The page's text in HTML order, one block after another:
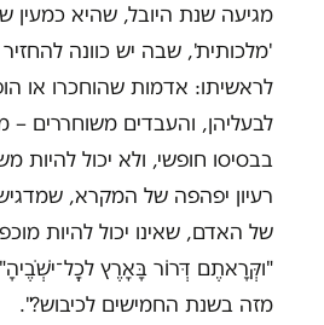
מגיעה שנת היובל, שהיא כמעין
'מלכותית', שבה יש כוונה
לראשיתו: אדמות שהוחכרו או
לבעליהן, והעבדים משוחררים
בבסיסו חופשי, ולא יכול להיות
רעיון יפהפה של המקרא,
של האדם, שאינו יכול להיות
"וקְּרָאתֶם דְּרוֹר בָּאָרֶץ
מזה בשנת החמישים לכיבוש?".